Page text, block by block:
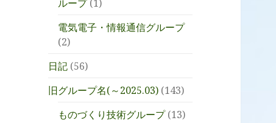
ループ(1)
電気電子・情報通信グループ
(2)
日記 (56)
旧グループ名(～2025.03) (143)
ものづくり技術グループ(13)